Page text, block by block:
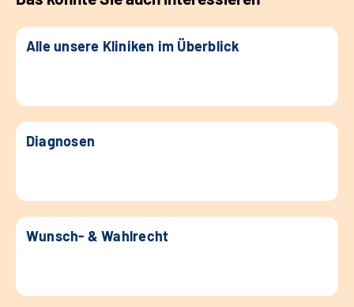
Alle unsere Kliniken im Überblick
Diagnosen
Wunsch- & Wahlrecht